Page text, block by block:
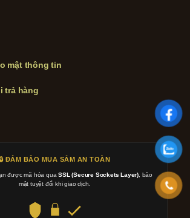
mật thông tin
trả hàng
ĐẢM BẢO MUA SẮM AN TOÀN
được mã hóa quaSSL (Secure Sockets Layer), bảo
mật tuyệt đối khi giao dịch.